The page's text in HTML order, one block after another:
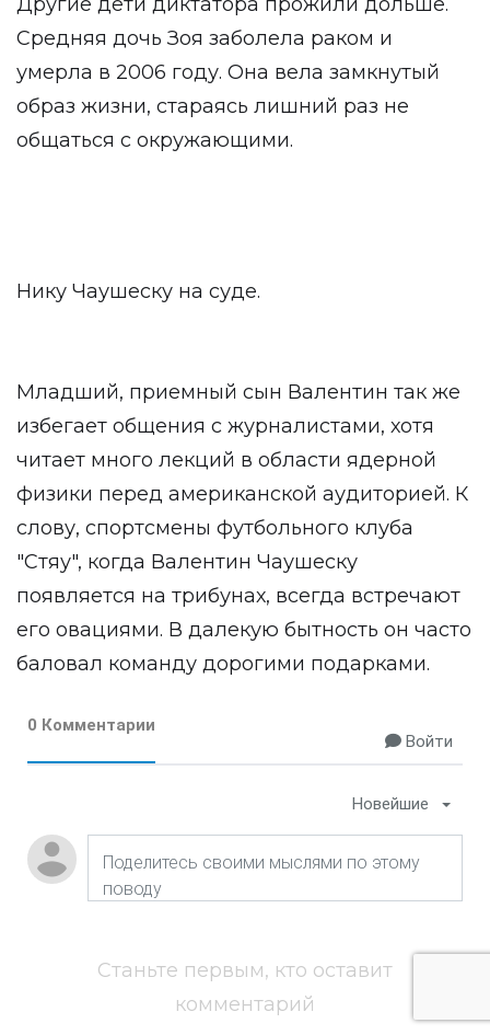
Средняя дочь Зоя заболела раком и
умерла в 2006 году. Она вела замкнутый
образ жизни, стараясь лишний раз не
общаться с окружающими.
Нику Чаушеску на суде.
Младший, приемный сын Валентин так же
избегает общения с журналистами, хотя
читает много лекций в области ядерной
физики перед американской аудиторией. К
слову, спортсмены футбольного клуба
"Стяу", когда Валентин Чаушеску
появляется на трибунах, всегда встречают
его овациями. В далекую бытность он часто
баловал команду дорогими подарками.
0 Комментарии
Войти
Новейшие
Станьте первым, кто оставит
комментарий